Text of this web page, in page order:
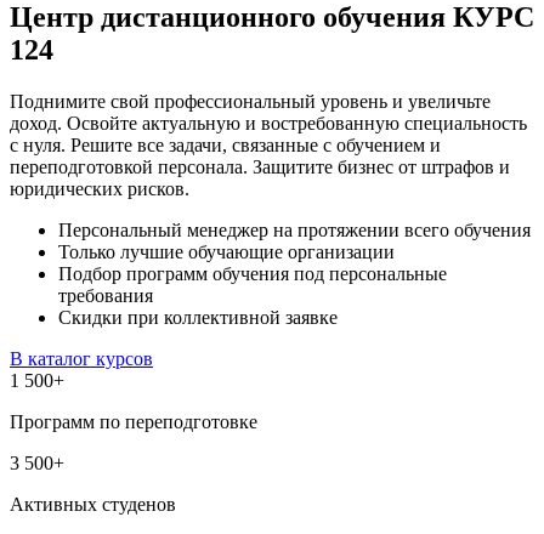
Центр дистанционного обучения КУРС
124
Поднимите свой профессиональный уровень и увеличьте
доход. Освойте актуальную и востребованную специальность
с нуля. Решите все задачи, связанные с обучением и
переподготовкой персонала. Защитите бизнес от штрафов и
юридических рисков.
Персональный менеджер на протяжении всего обучения
Только лучшие обучающие организации
Подбор программ обучения под персональные
требования
Скидки при коллективной заявке
В каталог курсов
1 500+
Программ по переподготовке
3 500+
Активных студенов